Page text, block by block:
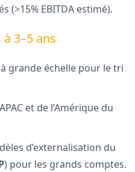
(>15% EBITDA estimé).
3–5 ans
grande échelle pour le tri
et de l’Amérique du
d’externalisation du
) pour les grands comptes.